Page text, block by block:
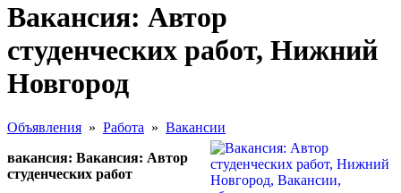
Вакансия: Автор
студенческих работ, Нижний
Новгород
Объявления » Работа » Вакансии
вакансия: Вакансия: Автор
студенческих работ